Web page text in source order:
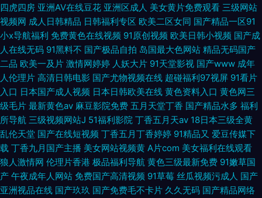
四虎四房 亚洲AV在线豆花 亚洲区成人 美女黄片免费观看 三级网站
视频网 成人日韩精品 日韩福利专区 欧美二区女同 国产精品一区91
小x导航福利 免费黄色在线视频 91原创视频 欧美日韩小视频 国产成
人在线无码 91黑料不 国产极品自拍 岛国最大色网站 精品无码国产
二品 欧美一及片 激情网婷婷 人妖大片 91天堂影视 国产www 成年
人伦理片 高清日韩电影 国产尤物视频在线 超碰福利97视屏 91看片
入口 日本国产成人视频 日本日韩欧美在线 黄色资料入口 黄色网三
级毛片 最新黄色av 麻豆影院免费 五月天堂丁香 国产精品水多 福利
所导航 三级视频网站J 51福利影院 丁香五月天av 18日本三级全黄
乱伦天堂 国产在线短视频 丁香五月丁香婷婷 91精品又 爱豆传媒下
载 丁香九月国产主播 美女网站视频黄 A片com 美女福利在线观看
狼人激情网 伦理片香港 极品福利导航 黄色三级最新免费 91嫩草国
产 午夜成年人网站 免费国产高清视频 91草莓 丝瓜视频污成人 国产
亚洲视品在线 国产玖玖 国产免费毛不卡片 久久无码 国产精品网络